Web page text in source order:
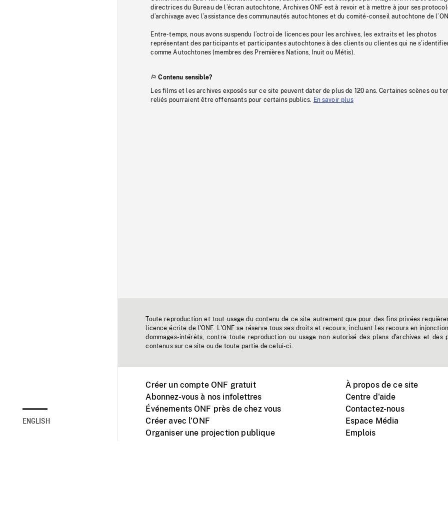
ENGLISH
directrices du Bureau de l’écran autochtone, Archives ONF est à revoir et à mettre à jour ses
d’archivage avec l’assistance des communautés autochtones et du comité-conseil autochtone de
Entre-temps, nous avons suspendu l’octroi de licences pour les archives, les extraits et les photos
représentant des participants et participantes autochtones à des clients ou clientes qui ne
comme Autochtones (membres des Premières Nations, Inuit ou Métis).
Contenu sensible?
Les films et les archives exposés sur ce site peuvent dater de plus de 120 ans. Certaines scènes ou
reliés pourraient être offensants pour certains publics. En savoir plus
Toute reproduction et tout usage du contenu de ce site autrement que pour des fins privées
licence écrite de l'ONF. L'ONF se réserve tous ses droits et recours, incluant les recours en
dommages-intérêts, contre toute reproduction ou usage non autorisé des plans d'archives et des
contenus sur ce site ou de toute partie de celui-ci.
Créer un compte ONF gratuit
Abonnez-vous à nos infolettres
Événements ONF près de chez vous
Créer avec l’ONF
Organiser une projection publique
À propos de ce site
Centre d'aide
Contactez-nous
Espace Média
Emplois